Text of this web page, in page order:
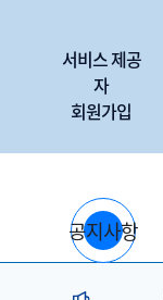
서비스 제공
자
회원가입
공지사항